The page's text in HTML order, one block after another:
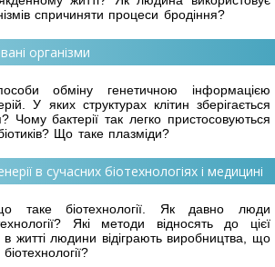
спричиняти процеси бродіння?
організми
обміну генетичною інформацією
У яких структурах клітин зберігається
Чому бактерії так легко пристосовуються
Що таке плазміди?
в сучасних біотехнологіях і медицині
таке біотехнології. Як давно люди
Які методи відносять до цієї
в житті людини відіграють виробництва, що